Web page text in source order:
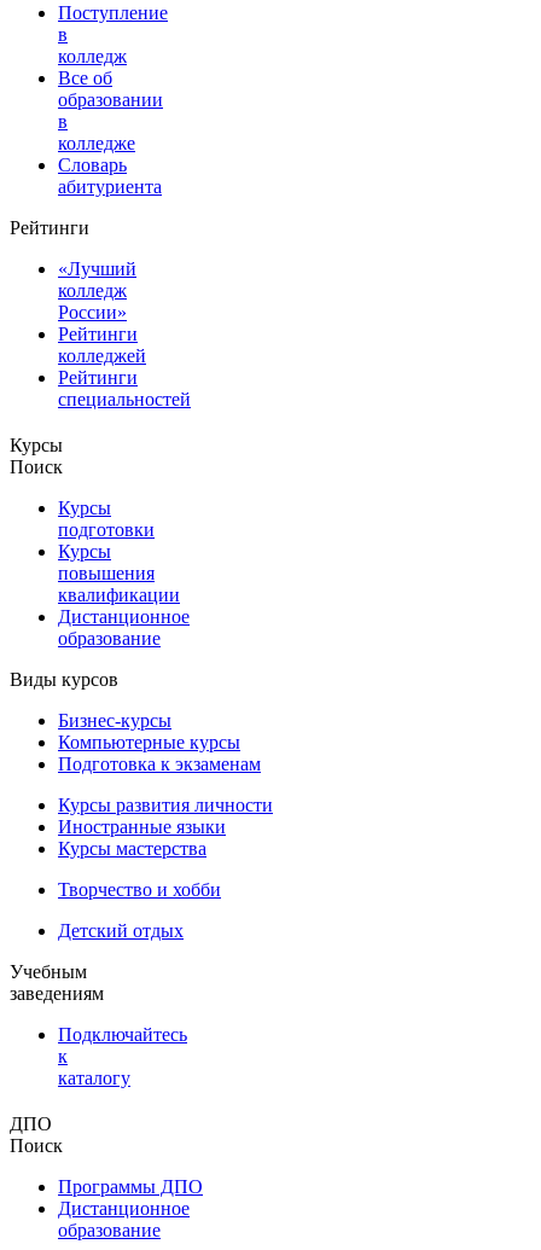
Поступление
в
колледж
Все об
образовании
в
колледже
Словарь
абитуриента
Рейтинги
«Лучший
колледж
России»
Рейтинги
колледжей
Рейтинги
специальностей
Курсы
Поиск
Курсы
подготовки
Курсы
повышения
квалификации
Дистанционное
образование
Виды курсов
Бизнес-курсы
Компьютерные курсы
Подготовка к экзаменам
Курсы развития личности
Иностранные языки
Курсы мастерства
Творчество и хобби
Детский отдых
Учебным
заведениям
Подключайтесь
к
каталогу
ДПО
Поиск
Программы ДПО
Дистанционное
образование